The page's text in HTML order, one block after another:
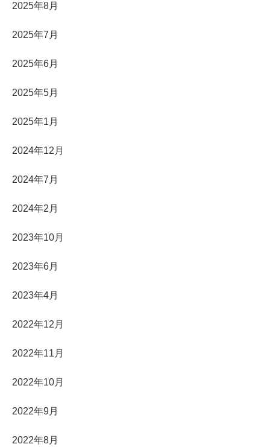
2025年8月
2025年7月
2025年6月
2025年5月
2025年1月
2024年12月
2024年7月
2024年2月
2023年10月
2023年6月
2023年4月
2022年12月
2022年11月
2022年10月
2022年9月
2022年8月